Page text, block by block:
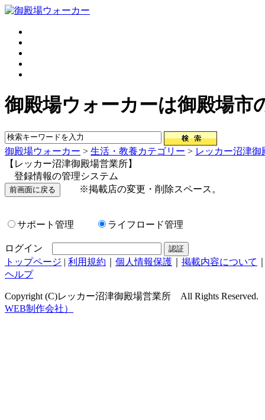
御殿場ウォーカーは御殿場市
御殿場ウォーカー > 生活・教養カテゴリー > レッカー沼津御
【レッカー沼津御殿場営業所】
登録情報の管理システム
※掲載店の変更・削除スペース。
サポート管理 ライフロード管理
ログイン
トップページ | 利用規約 個人情報保護 掲載内容について
ヘルプ
Copyright (C)レッカー沼津御殿場営業所 All Rights
WEB制作会社）